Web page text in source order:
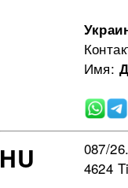
Имя:
HU
087/
4624